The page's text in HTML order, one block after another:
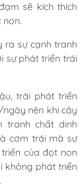
sẽ kích thích
ra sự cạnh tranh
sự phát triển trái
trái phát triển
nên khi cây
tranh chất dinh
cơm trái mà sự
của đọt non
không phát triển